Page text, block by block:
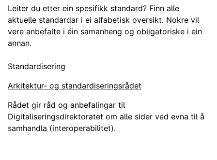
Leiter du etter ein spesifikk standard? Finn alle
aktuelle standardar i ei alfabetisk oversikt. Nokre vil
vere anbefalte i éin samanheng og obligatoriske i ein
annan.
Standardisering
Arkitektur- og standardiseringsrådet
Rådet gir råd og anbefalingar til
Digitaliseringsdirektoratet om alle sider ved evna til å
samhandla (interoperabilitet).